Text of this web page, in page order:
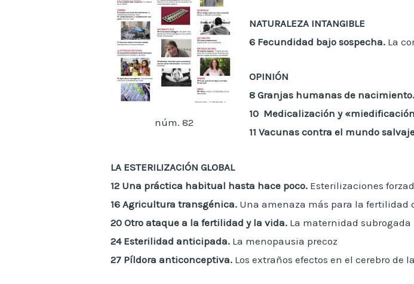
núm. 82
NATURALEZA INTANGIBLE
6 Fecundidad bajo sospecha. La
OPINIÓN
8 Granjas humanas de nacimiento.
10 Medicalización y
11 Vacunas contra el mundo
LA ESTERILIZACIÓN GLOBAL
12 Una práctica habitual hasta hace poco. Esterilizaciones
16Agricultura transgénica. Una amenaza más para la fertilidad
20Otro ataque a la fertilidad y la vida. La maternidad subrogada
24 Esterilidad anticipada. La menopausia precoz
27 Píldora anticonceptiva. Los extraños efectos en el cerebro